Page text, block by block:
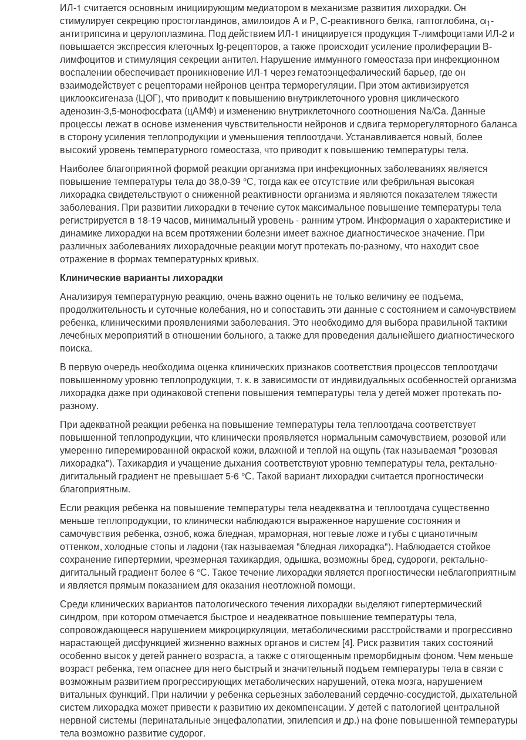
ИЛ-1 считается основным инициирующим медиатором в механизме развития лихорадки. Он
стимулирует секрецию простогландинов, амилоидов А и Р, С-реактивного белка, гаптоглобина, α1-
антитрипсина и церулоплазмина. Под действием ИЛ-1 инициируется продукция Т-лимфоцитами ИЛ-2 и
повышается экспрессия клеточных Ig-рецепторов, а также происходит усиление пролиферации В-
лимфоцитов и стимуляция секреции антител. Нарушение иммунного гомеостаза при инфекционном
воспалении обеспечивает проникновение ИЛ-1 через гематоэнцефалический барьер, где он
взаимодействует с рецепторами нейронов центра терморегуляции. При этом активизируется
циклооксигеназа (ЦОГ), что приводит к повышению внутриклеточного уровня циклического
аденозин-3,5-монофосфата (цАМФ) и изменению внутриклеточного соотношения Na/Ca. Данные
процессы лежат в основе изменения чувствительности нейронов и сдвига терморегуляторного баланса
в сторону усиления теплопродукции и уменьшения теплоотдачи. Устанавливается новый, более
высокий уровень температурного гомеостаза, что приводит к повышению температуры тела.
Наиболее благоприятной формой реакции организма при инфекционных заболеваниях является
повышение температуры тела до 38,0-39 °С, тогда как ее отсутствие или фебрильная высокая
лихорадка свидетельствуют о сниженной реактивности организма и являются показателем тяжести
заболевания. При развитии лихорадки в течение суток максимальное повышение температуры тела
регистрируется в 18-19 часов, минимальный уровень - ранним утром. Информация о характеристике и
динамике лихорадки на всем протяжении болезни имеет важное диагностическое значение. При
различных заболеваниях лихорадочные реакции могут протекать по-разному, что находит свое
отражение в формах температурных кривых.
Клинические варианты лихорадки
Анализируя температурную реакцию, очень важно оценить не только величину ее подъема,
продолжительность и суточные колебания, но и сопоставить эти данные с состоянием и самочувствием
ребенка, клиническими проявлениями заболевания. Это необходимо для выбора правильной тактики
лечебных мероприятий в отношении больного, а также для проведения дальнейшего диагностического
поиска.
В первую очередь необходима оценка клинических признаков соответствия процессов теплоотдачи
повышенному уровню теплопродукции, т. к. в зависимости от индивидуальных особенностей организма
лихорадка даже при одинаковой степени повышения температуры тела у детей может протекать по-
разному.
При адекватной реакции ребенка на повышение температуры тела теплоотдача соответствует
повышенной теплопродукции, что клинически проявляется нормальным самочувствием, розовой или
умеренно гиперемированной окраской кожи, влажной и теплой на ощупь (так называемая "розовая
лихорадка"). Тахикардия и учащение дыхания соответствуют уровню температуры тела, ректально-
дигитальный градиент не превышает 5-6 °С. Такой вариант лихорадки считается прогностически
благоприятным.
Если реакция ребенка на повышение температуры тела неадекватна и теплоотдача существенно
меньше теплопродукции, то клинически наблюдаются выраженное нарушение состояния и
самочувствия ребенка, озноб, кожа бледная, мраморная, ногтевые ложе и губы с цианотичным
оттенком, холодные стопы и ладони (так называемая "бледная лихорадка"). Наблюдается стойкое
сохранение гипертермии, чрезмерная тахикардия, одышка, возможны бред, судороги, ректально-
дигитальный градиент более 6 °С. Такое течение лихорадки является прогностически неблагоприятным
и является прямым показанием для оказания неотложной помощи.
Среди клинических вариантов патологического течения лихорадки выделяют гипертермический
синдром, при котором отмечается быстрое и неадекватное повышение температуры тела,
сопровождающееся нарушением микроциркуляции, метаболическими расстройствами и прогрессивно
нарастающей дисфункцией жизненно важных органов и систем [4]. Риск развития таких состояний
особенно высок у детей раннего возраста, а также с отягощенным преморбидным фоном. Чем меньше
возраст ребенка, тем опаснее для него быстрый и значительный подъем температуры тела в связи с
возможным развитием прогрессирующих метаболических нарушений, отека мозга, нарушением
витальных функций. При наличии у ребенка серьезных заболеваний сердечно-сосудистой, дыхательной
систем лихорадка может привести к развитию их декомпенсации. У детей с патологией центральной
нервной системы (перинатальные энцефалопатии, эпилепсия и др.) на фоне повышенной температуры
тела возможно развитие судорог.